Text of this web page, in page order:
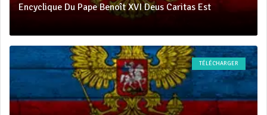
Encyclique Du Pape Benoît XVI Deus Caritas Est
TÉLÉCHARGER